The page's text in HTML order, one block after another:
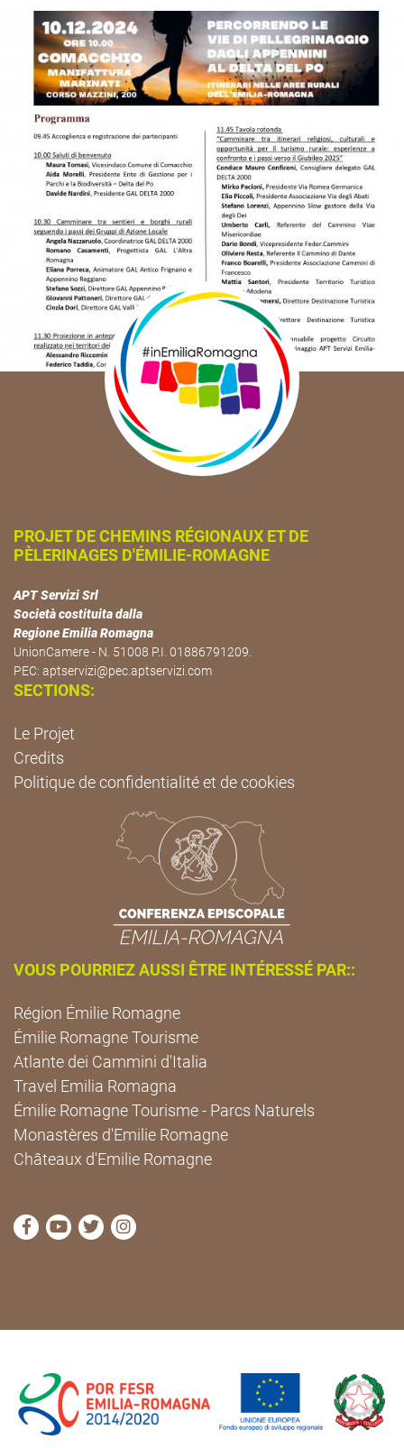
PROJET DE CHEMINS RÉGIONAUX ET DE
PÈLERINAGES D'ÉMILIE-ROMAGNE
APT Servizi Srl
Società costituita dalla
Regione Emilia Romagna
UnionCamere - N. 51008 P.I. 01886791209.
PEC: aptservizi@pec.aptservizi.com
SECTIONS:
Le Projet
Credits
Politique de confidentialité et de cookies
VOUS POURRIEZ AUSSI ÊTRE INTÉRESSÉ PAR::
Région Émilie Romagne
Émilie Romagne Tourisme
Atlante dei Cammini d'Italia
Travel Emilia Romagna
Émilie Romagne Tourisme - Parcs Naturels
Monastères d'Emilie Romagne
Châteaux d'Emilie Romagne
Visitez la page Facebook de Cammini Emilia-
Visitez la page YouTube de Cammini Emilia-
Visitez la page Twitter de Cammini Emilia-
Visitez la page Instagram de Cammini